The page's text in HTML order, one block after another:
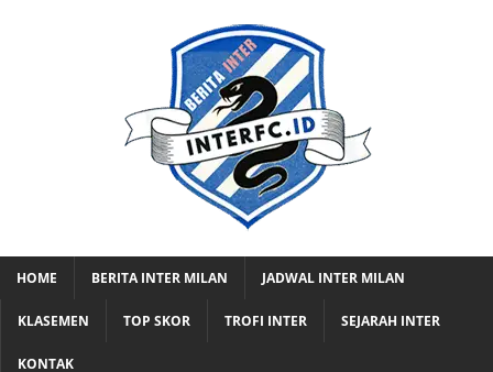
HOME BERITA INTER MILAN JADWAL INTER MILAN
KLASEMEN TOP SKOR TROFI INTER SEJARAH INTER
KONTAK